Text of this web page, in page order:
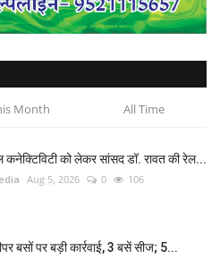
Month All Time
कनेक्टिविटी को लेकर सांसद डॉ. रावत की रेल...
Aug 5, 2026 0 106
बसों पर बड़ी कार्रवाई, 3 बसें सीज; 5...